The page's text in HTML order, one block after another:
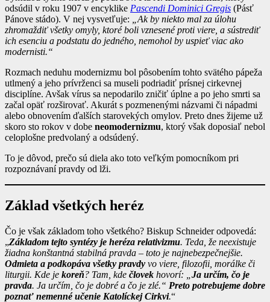
odsúdil v roku 1907 v encyklike Pascendi Dominici Gregis (Pásť
Pánove stádo). V nej vysvetľuje:
„Ak by niekto mal za úlohu
zhromaždiť všetky omyly, ktoré boli vznesené proti viere, a sústrediť
ich esenciu a podstatu do jedného, nemohol by uspieť viac ako
modernisti.“
Rozmach neduhu modernizmu bol pôsobením tohto svätého pápeža
utlmený a jeho prívrženci sa museli podriadiť prísnej cirkevnej
disciplíne. Avšak vírus sa nepodarilo zničiť úplne a po jeho smrti sa
začal opäť rozširovať. Akurát s pozmenenými názvami či nápadmi
alebo obnovením ďalších starovekých omylov. Preto dnes žijeme už
skoro sto rokov v dobe neomodernizmu, ktorý však doposiaľ nebol
celoplošne predvolaný a odsúdený.
To je dôvod, prečo sú diela ako toto veľkým pomocníkom pri
rozpoznávaní pravdy od lži.
Základ všetkých heréz
Čo je však základom toho všetkého? Biskup Schneider odpovedá:
„Základom tejto syntézy je heréza relativizmu. Teda, že neexistuje
žiadna konštantná stabilná pravda – toto je najnebezpečnejšie.
Odmieta a podkopáva všetky pravdy vo viere, filozofii, morálke či
liturgii. Kde je koreň? Tam, kde človek hovorí: „ Ja určím, čo je
pravda. Ja určím, čo je dobré a čo je zlé.“ Preto potrebujeme dobre
poznať nemenné učenie Katolíckej Cirkvi.“